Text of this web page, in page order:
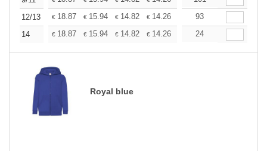
12/13
€ 18.87 € 15.94 € 14.82 € 14.26 13.48
93
14
€ 18.87 € 15.94 € 14.82 € 14.26 13.48
24
Royal blue